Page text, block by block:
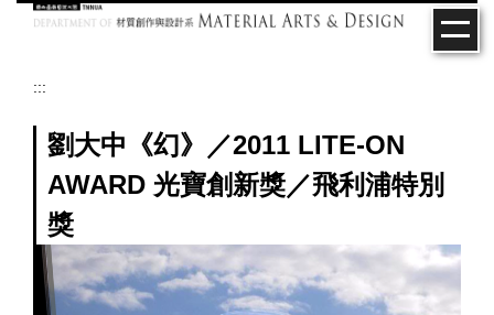
:::
劉大中《幻》／2011 LITE-ON
AWARD 光寶創新獎／飛利浦特別
獎